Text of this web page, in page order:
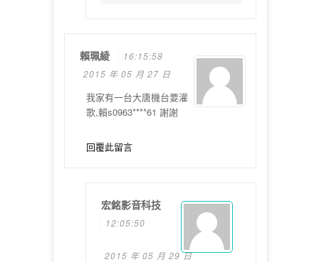
賴珮綾
16:15:58
2015 年 05 月 27 日
我家有一台大唐機台要灌
歌,賴s0963****61 謝謝
回覆此留言
宏銘影音科技
12:05:50
2015 年 05 月 29 日